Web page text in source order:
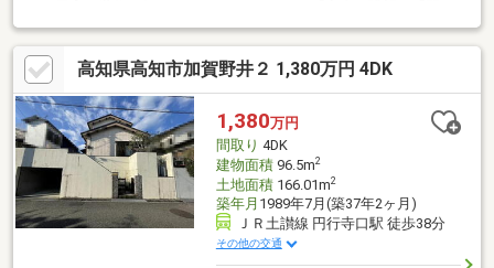
く、子育て世代も住みやすいエリアです。 ■「高台の眺望」「閑
静な住環境」「50坪以上のゆとりある敷地」が大きな特徴です。
■前面棟無の開放的な眺望。南向きで通風良好な２階建の住ま
い。■南側道路面す陽当り良好な庭付き一戸建て！
高知県高知市加賀野井２ 1,380万円 4DK
1,380万円
間取り 4DK
建物面積96.5m2
土地面積166.01m2
築年月 1989年7月(築37年2ヶ月)
ＪＲ土讃線 円行寺口駅 徒歩38分
その他の交通